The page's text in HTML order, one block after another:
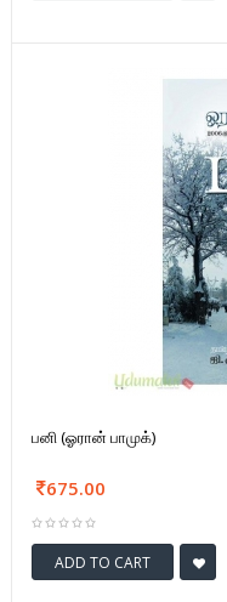
பனி (ஓரான் பாமுக்)
675.00
ADD TO CART